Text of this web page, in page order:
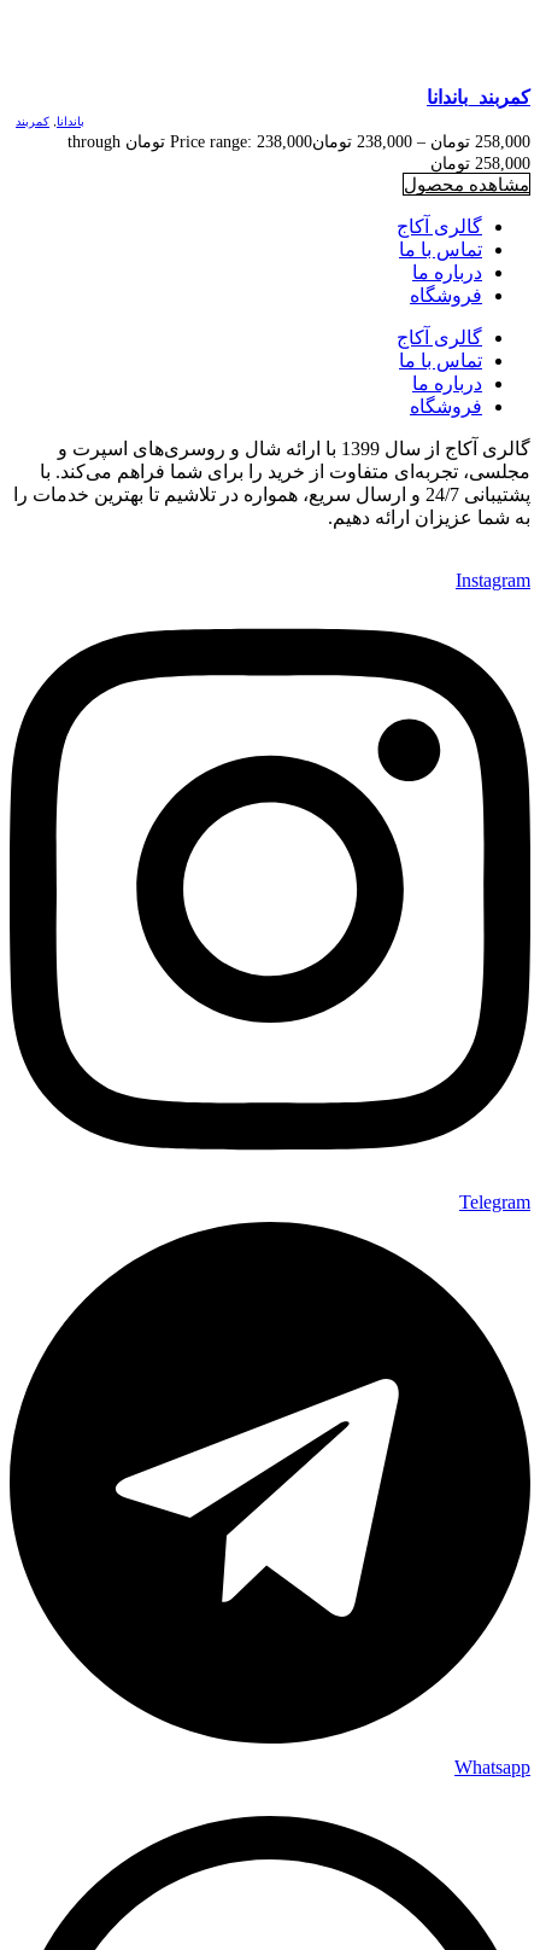
کمربند_باندانا
باندانا کمربند
258,000 تومان –
238,000 تومان
Price range: 238,000 تومان through
258,000 تومان
مشاهده محصول
گالری آکاج
تماس با ما
درباره ما
فروشگاه
گالری آکاج
تماس با ما
درباره ما
فروشگاه
گالری آکاج از سال 1399 با ارائه شال و روسری‌های اسپرت و
مجلسی، تجربه‌ای متفاوت از خرید را برای شما فراهم می‌کند. با
پشتیبانی 24/7 و ارسال سریع، همواره در تلاشیم تا بهترین خدمات را
به شما عزیزان ارائه دهیم.
Instagram
Telegram
Whatsapp